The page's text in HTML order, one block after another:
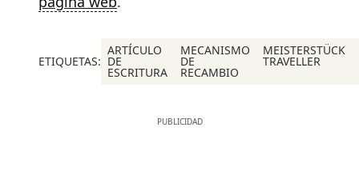
ETIQUETAS:
ARTÍCULO
DE
ESCRITURA
MECANISMO
DE
RECAMBIO
MEISTERSTÜCK
TRAVELLER